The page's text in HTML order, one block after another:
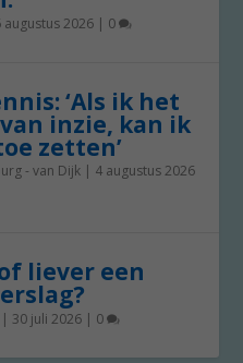
augustus 2026 | 0
‘Als ik het
inzie, kan ik
zetten’
- van Dijk | 4 augustus 2026
liever een
| 30 juli 2026 | 0